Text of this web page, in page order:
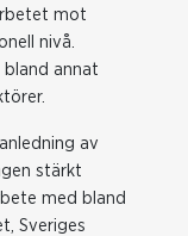
mot
nivå.
bland annat
av
stärkt
med bland
Sveriges